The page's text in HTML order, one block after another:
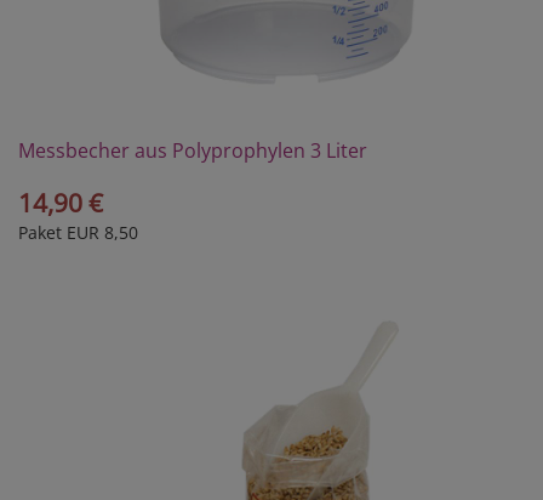
Messbecher aus Polyprophylen 3 Liter
14,90 €
Paket EUR 8,50